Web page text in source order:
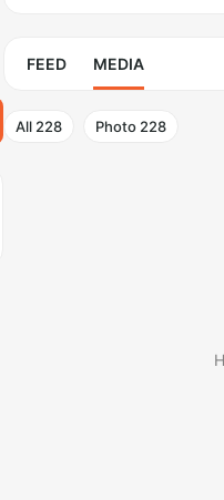
FEED MEDIA
All 228 Photo 228